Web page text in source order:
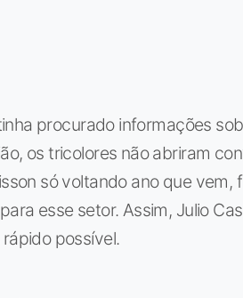
procurado informações
os tricolores não abriram
só voltando ano que vem,
esse setor. Assim, Julio
possível.